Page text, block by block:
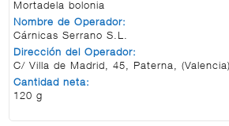
Mortadela bolonia
Nombre de Operador:
Cárnicas Serrano S.L.
Dirección del Operador:
C/ Villa de Madrid, 45, Paterna,
Cantidad neta:
120 g